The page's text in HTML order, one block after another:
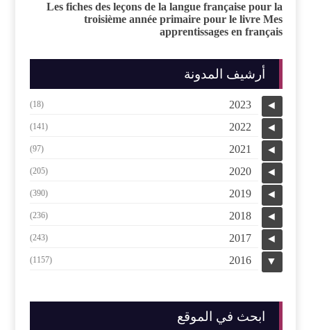
Les fiches des leçons de la langue française pour la
troisième année primaire pour le livre Mes
apprentissages en français
أرشيف المدونة
◄
2023
(18)
◄
2022
(141)
◄
2021
(97)
◄
2020
(205)
◄
2019
(390)
◄
2018
(236)
◄
2017
(243)
▼
2016
(1157)
ابحث في الموقع